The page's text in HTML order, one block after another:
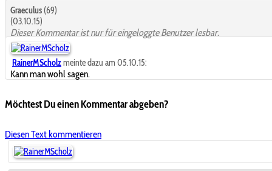
Graeculus (69)
(03.10.15)
Dieser Kommentar ist nur für eingeloggte Benutzer lesbar.
RainerMScholzmeinte dazu am 05.10.15:
Kann man wohl sagen.
Möchtest Du einen Kommentar abgeben?
Diesen Text kommentieren